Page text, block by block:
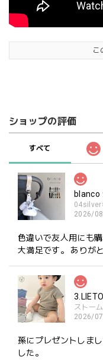
こ
ショップの評価
すべて
2026/
色違いで友人用にも
大満足です。 ありが
ストー
2026/
孫にプレゼントしま
した。